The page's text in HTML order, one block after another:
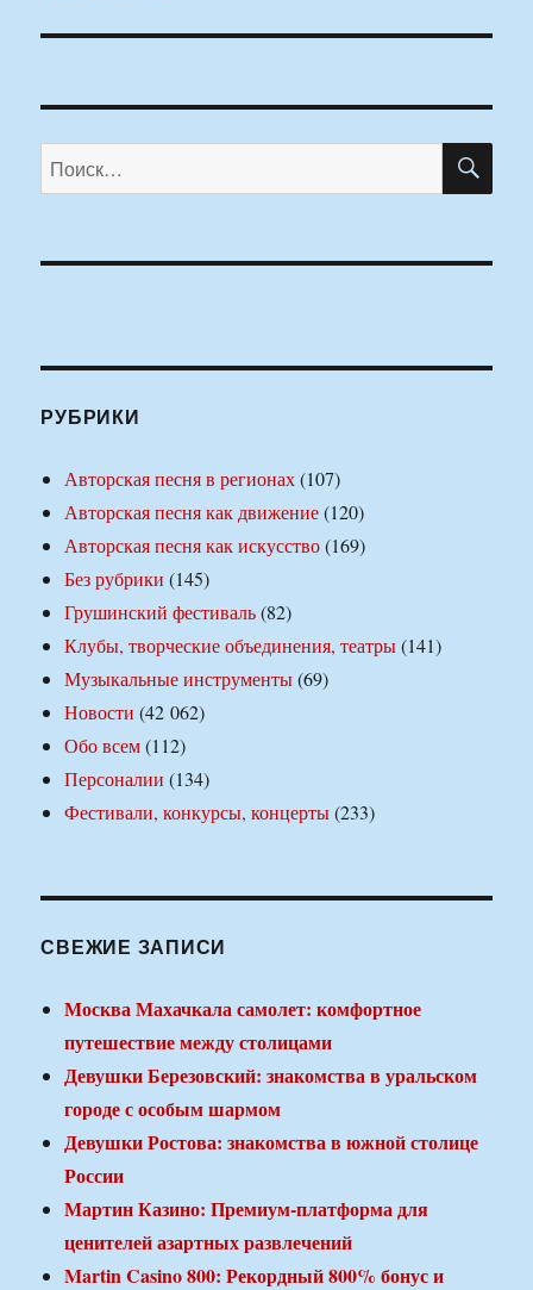
Искать:
РУБРИКИ
Авторская песня в регионах(107)
Авторская песня как движение(120)
Авторская песня как искусство(169)
Без рубрики (145)
Грушинский фестиваль(82)
Клубы, творческие объединения, театры(141)
Музыкальные инструменты(69)
Новости (42 062)
Обо всем(112)
Персоналии (134)
Фестивали, конкурсы, концерты(233)
СВЕЖИЕ ЗАПИСИ
Москва Махачкала самолет: комфортное
путешествие между столицами
Девушки Березовский: знакомства в уральском
городе с особым шармом
Девушки Ростова: знакомства в южной столице
России
Мартин Казино: Премиум-платформа для
ценителей азартных развлечений
Martin Casino 800: Рекордный 800% бонус и